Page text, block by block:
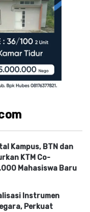
Kampus, BTN dan
KTM Co-
Mahasiswa Baru
Instrumen
Perkuat